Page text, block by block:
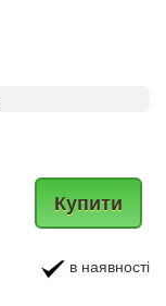
Купити
в наявності